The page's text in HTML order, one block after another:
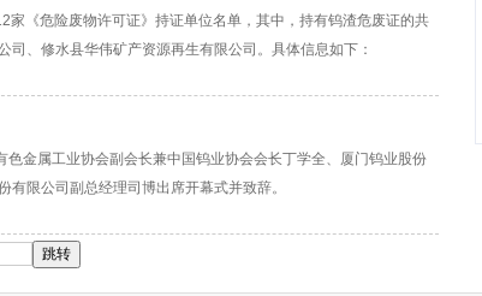
《危险废物许可证》持证单位名单，其中，持有钨渣危废证的共
、修水县华伟矿产资源再生有限公司。具体信息如下：
金属工业协会副会长兼中国钨业协会会长丁学全、厦门钨业股份
限公司副总经理司博出席开幕式并致辞。